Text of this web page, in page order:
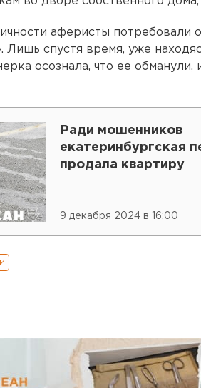
аферисты потребовали
Лишь спустя время, уже
осознала, что ее обманули,
Ради мошенников
екатеринбургская
продала квартиру
9 декабря 2024 в 16:00